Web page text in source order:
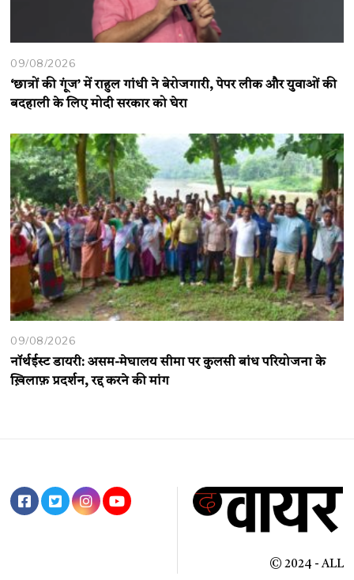
09/08/2026
‘छात्रों की गूंज’ में राहुल गांधी ने बेरोजगारी, पेपर लीक और युवाओं की
बदहाली के लिए मोदी सरकार को घेरा
09/08/2026
नॉर्थईस्ट डायरी: असम-मेघालय सीमा पर कुलसी बांध परियोजना के
ख़िलाफ़ प्रदर्शन, रद्द करने की मांग
© 2024 - ALL